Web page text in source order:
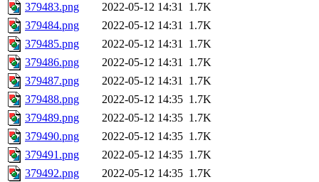
379483.png
2022-05-12 14:31 1.7K
379484.png
2022-05-12 14:31 1.7K
379485.png
2022-05-12 14:31 1.7K
379486.png
2022-05-12 14:31 1.7K
379487.png
2022-05-12 14:31 1.7K
379488.png
2022-05-12 14:35 1.7K
379489.png
2022-05-12 14:35 1.7K
379490.png
2022-05-12 14:35 1.7K
379491.png
2022-05-12 14:35 1.7K
379492.png
2022-05-12 14:35 1.7K